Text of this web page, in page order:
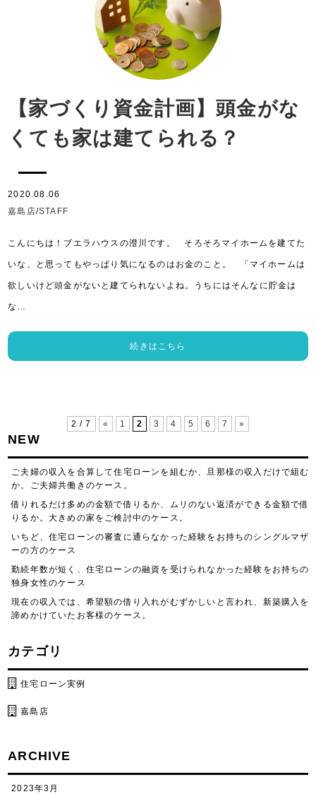
【家づくり資金計画】頭金がな
くても家は建てられる？
2020.08.06
嘉島店/STAFF
こんにちは！ブエラハウスの澄川です。 そろそろマイホームを建てた
いな、と思ってもやっぱり気になるのはお金のこと。 「マイホームは
欲しいけど頭金がないと建てられないよね。うちにはそんなに貯金は
な…
続きはこちら
2 / 7 « 1 2 3 4 5 6 7 »
NEW
ご夫婦の収入を合算して住宅ローンを組むか、旦那様の収入だけで組む
か。ご夫婦共働きのケース。
借りれるだけ多めの金額で借りるか、ムリのない返済ができる金額で借
りるか。大きめの家をご検討中のケース。
いちど、住宅ローンの審査に通らなかった経験をお持ちのシングルマザ
ーの方のケース
勤続年数が短く、住宅ローンの融資を受けられなかった経験をお持ちの
独身女性のケース
現在の収入では、希望額の借り入れがむずかしいと言われ、新築購入を
諦めかけていたお客様のケース。
カテゴリ
住宅ローン実例
嘉島店
ARCHIVE
2023年3月